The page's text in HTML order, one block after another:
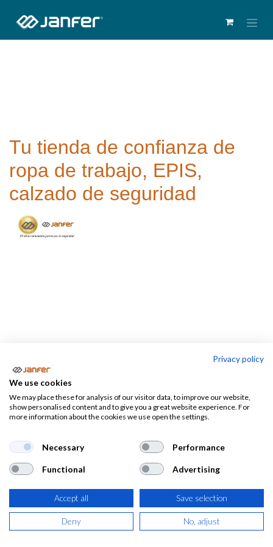
Tu tienda de confianza de
ropa de trabajo, EPIS,
calzado de seguridad
EPI's
Guantes
de
Protección
ocular
Protección
Equipos de Protección Individual,
EPI
Aquí tienes todo enequipos de protección individual, EPIs,
todos ellos homologados según las normativas vigentes.
Privacy policy
We use cookies
We may place these for analysis of our visitor data, to improve our website,
show personalised content and to give you a great website experience. For
more information about the cookies we use open the settings.
Necessary Performance
Functional Advertising
Accept all Save selection
Deny No, adjust